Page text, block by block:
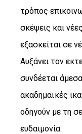
τρόπος
σκέψεις και
εξασκείται σε
Αυξάνει τον
συνδέεται
ακαδημαϊκές
οδηγούν με τη
ευδαιμονία.